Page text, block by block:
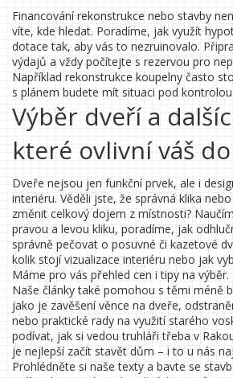
Financování rekonstrukce nebo stavby
víte, kde hledat. Poradíme, jak využít
dotace tak, aby vás to nezruinovalo.
výdajů a vždy počítejte s rezervou pro
Například rekonstrukce koupelny často
s plánem budete mít situaci pod kontrolou.
Výběr dveří a
které ovlivní váš
Dveře nejsou jen funkční prvek, ale i
interiéru. Věděli jste, že správná klika
změnit celkový dojem z místnosti?
pravou a levou kliku, poradíme, jak
správně pečovat o posuvné či kazetové
kolik stojí vizualizace interiéru nebo jak
Máme pro vás přehled cen i tipy na výběr.
Naše články také pomohou s těmi méně
jako je zavěšení věnce na dveře,
nebo praktické rady na využití starého
podívat, jak si vedou truhláři třeba v
je nejlepší začít stavět dům – i to u nás
Prohlédněte si naše texty a bavte se